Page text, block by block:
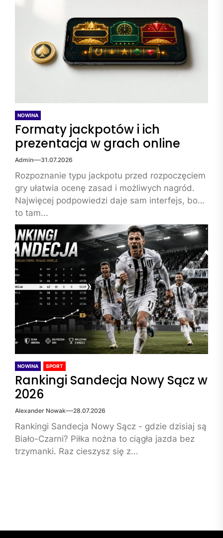
NOWINA
Formaty jackpotów i ich
prezentacja w grach online
Admin 31.07.2026
Rozpoznanie typu jackpotu przed rozpoczęciem
gry ułatwia ocenę zasad i możliwych nagród.
Najwięcej podpowiedzi daje sam interfejs, bo
to tam...
NOWINA SPORT
Rankingi Sandecja Nowy Sącz w
2026
Alexander Nowak 28.07.2026
Rankingi Sandecja Nowy Sącz - gdzie dzisiaj są
Biało-Czarni? Piłka nożna to ciągła jazda bez
trzymanki. Raz cieszysz się z...